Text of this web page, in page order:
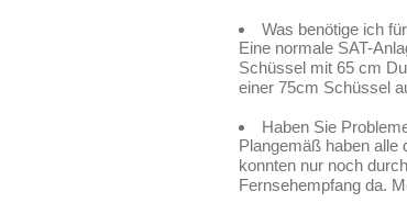
Was benötige ich
Eine normale SAT-
Schüssel mit 65 cm
einer 75cm Schüssel
Haben Sie
Plangemäß haben alle
konnten nur noch
Fernsehempfang da.